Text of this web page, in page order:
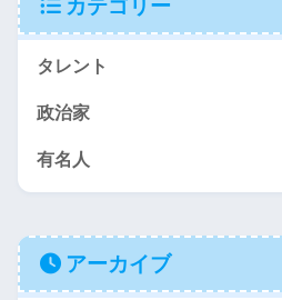
カテゴリー
タレント
政治家
有名人
アーカイブ